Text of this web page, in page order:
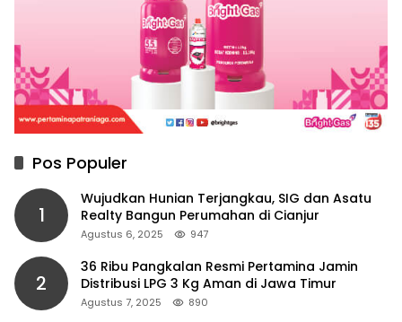
Pos Populer
1
Wujudkan Hunian Terjangkau, SIG dan Asatu
Realty Bangun Perumahan di Cianjur
Agustus 6, 2025 947
2
36 Ribu Pangkalan Resmi Pertamina Jamin
Distribusi LPG 3 Kg Aman di Jawa Timur
Agustus 7, 2025 890